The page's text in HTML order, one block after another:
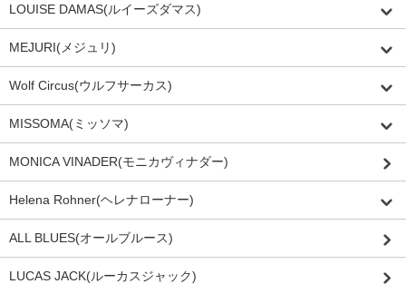
LOUISE DAMAS(ルイーズダマス)
MEJURI(メジュリ)
Wolf Circus(ウルフサーカス)
MISSOMA(ミッソマ)
MONICA VINADER(モニカヴィナダー)
Helena Rohner(ヘレナローナー)
ALL BLUES(オールブルース)
LUCAS JACK(ルーカスジャック)